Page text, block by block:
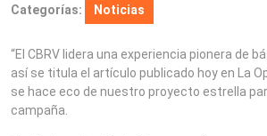
Categorías: Noticias
“El CBRV lidera una experiencia pionera de
así se titula el artículo publicado hoy en La
se hace eco de nuestro proyecto estrella
campaña.